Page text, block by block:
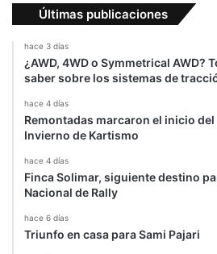
Últimas publicaciones
hace 3 días
¿AWD, 4WD o Symmetrical AWD?
saber sobre los sistemas de
hace 4 días
Remontadas marcaron el inicio
Invierno de Kartismo
hace 4 días
Finca Solimar, siguiente destino
Nacional de Rally
hace 6 días
Triunfo en casa para Sami Pajari